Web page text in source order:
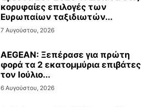
κορυφαίες επιλογές των
Ευρωπαίων ταξιδιωτών...
7 Αυγούστου, 2026
AEGEAN: Ξεπέρασε για πρώτη
φορά τα 2 εκατομμύρια επιβάτες
τον Ιούλιο...
6 Αυγούστου, 2026